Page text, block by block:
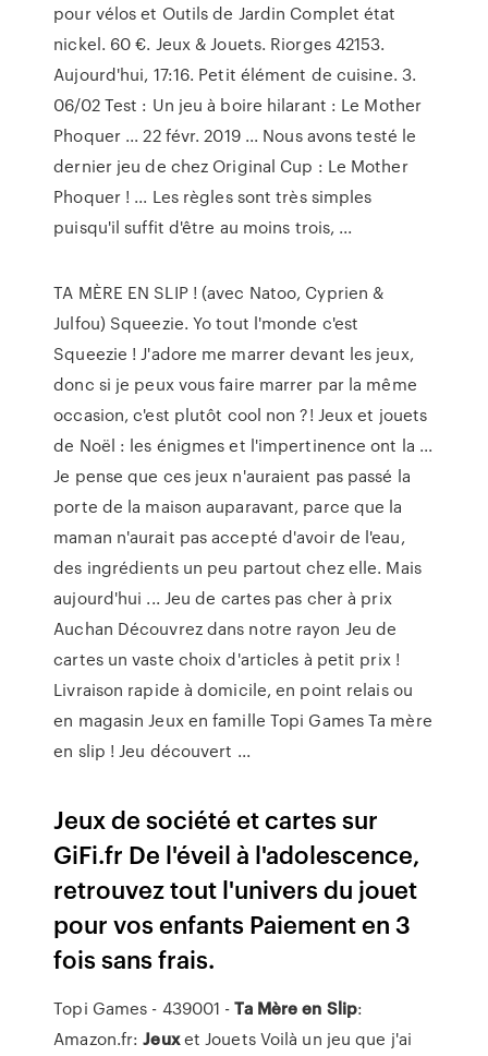
pour vélos et Outils de Jardin Complet état
nickel. 60 €. Jeux & Jouets. Riorges 42153.
Aujourd'hui, 17:16. Petit élément de cuisine. 3.
06/02 Test : Un jeu à boire hilarant : Le Mother
Phoquer ... 22 févr. 2019 ... Nous avons testé le
dernier jeu de chez Original Cup : Le Mother
Phoquer ! ... Les règles sont très simples
puisqu'il suffit d'être au moins trois, ...
TA MÈRE EN SLIP ! (avec Natoo, Cyprien &
Julfou) Squeezie. Yo tout l'monde c'est
Squeezie ! J'adore me marrer devant les jeux,
donc si je peux vous faire marrer par la même
occasion, c'est plutôt cool non ?! Jeux et jouets
de Noël : les énigmes et l'impertinence ont la ...
Je pense que ces jeux n'auraient pas passé la
porte de la maison auparavant, parce que la
maman n'aurait pas accepté d'avoir de l'eau,
des ingrédients un peu partout chez elle. Mais
aujourd'hui ... Jeu de cartes pas cher à prix
Auchan Découvrez dans notre rayon Jeu de
cartes un vaste choix d'articles à petit prix !
Livraison rapide à domicile, en point relais ou
en magasin Jeux en famille Topi Games Ta mère
en slip ! Jeu découvert ...
Jeux de société et cartes sur
GiFi.fr De l'éveil à l'adolescence,
retrouvez tout l'univers du jouet
pour vos enfants Paiement en 3
fois sans frais.
Topi Games - 439001 -Ta Mère en Slip:
Amazon.fr:Jeuxet Jouets Voilà un jeu que j'ai